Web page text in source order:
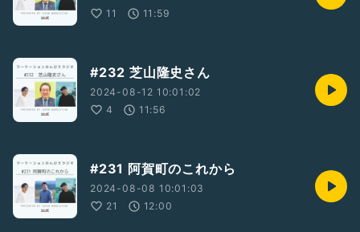
11
11:59
#232 芝山隆史さん
2024-08-12 10:01:02
4
11:56
#231 阿賀町のこれから
2024-08-08 10:01:03
21
12:00